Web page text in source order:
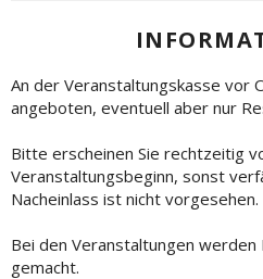
An der Veranstaltungskasse vor
angeboten, eventuell aber nur
Bitte erscheinen Sie rechtzeitig
Veranstaltungsbeginn, sonst
Nacheinlass ist nicht vorgesehen.
Bei den Veranstaltungen werden
gemacht.